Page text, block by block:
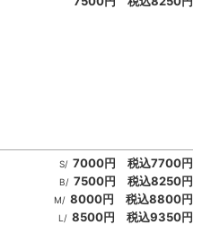
S/ 7000円 税込7700円
B/ 7500円 税込8250円
M/ 8000円 税込8800円
L/ 8500円 税込9350円